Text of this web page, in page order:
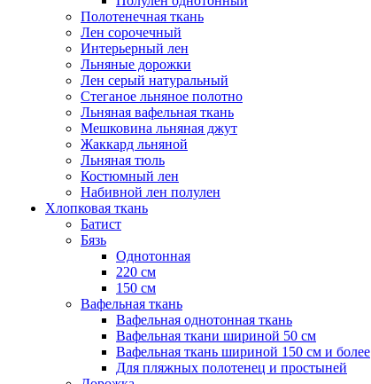
Полотенечная ткань
Лен сорочечный
Интерьерный лен
Льняные дорожки
Лен серый натуральный
Стеганое льняное полотно
Льняная вафельная ткань
Мешковина льняная джут
Жаккард льняной
Льняная тюль
Костюмный лен
Набивной лен полулен
Хлопковая ткань
Батист
Бязь
Однотонная
220 см
150 см
Вафельная ткань
Вафельная однотонная ткань
Вафельная ткани шириной 50 см
Вафельная ткань шириной 150 см и более
Для пляжных полотенец и простыней